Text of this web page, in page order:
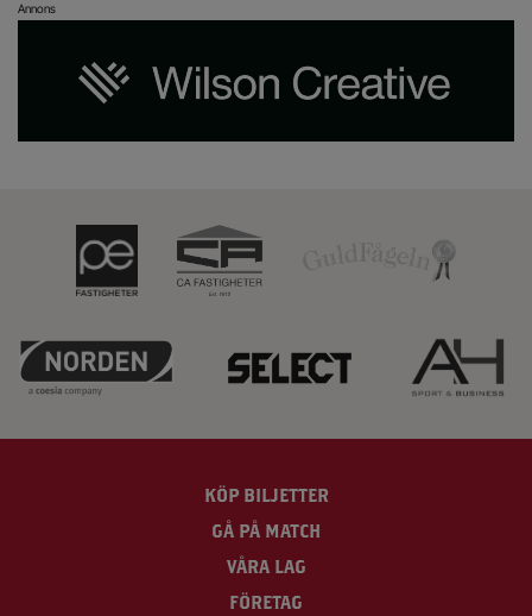
Annons
KÖP BILJETTER
GÅ PÅ MATCH
VÅRA LAG
FÖRETAG